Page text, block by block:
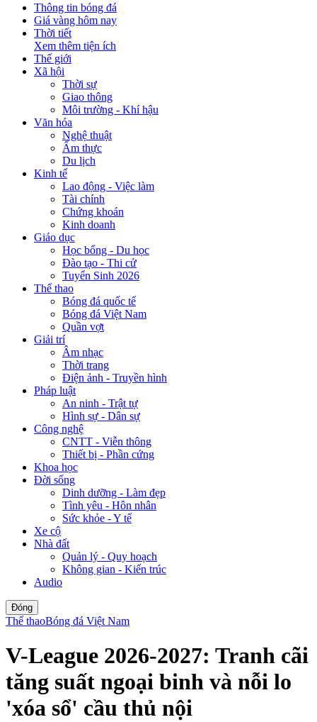
Thông tin bóng đá
Giá vàng hôm nay
Thời tiết
Xem thêm tiện ích
Thế giới
Xã hội
Thời sự
Giao thông
Môi trường - Khí hậu
Văn hóa
Nghệ thuật
Ẩm thực
Du lịch
Kinh tế
Lao động - Việc làm
Tài chính
Chứng khoán
Kinh doanh
Giáo dục
Học bổng - Du học
Đào tạo - Thi cử
Tuyển Sinh 2026
Thể thao
Bóng đá quốc tế
Bóng đá Việt Nam
Quần vợt
Giải trí
Âm nhạc
Thời trang
Điện ảnh - Truyền hình
Pháp luật
An ninh - Trật tự
Hình sự - Dân sự
Công nghệ
CNTT - Viễn thông
Thiết bị - Phần cứng
Khoa học
Đời sống
Dinh dưỡng - Làm đẹp
Tình yêu - Hôn nhân
Sức khỏe - Y tế
Xe cộ
Nhà đất
Quản lý - Quy hoạch
Không gian - Kiến trúc
Audio
Đóng
Thể thaoBóng đá Việt Nam
V-League 2026-2027: Tranh cãi
tăng suất ngoại binh và nỗi lo
'xóa sổ' cầu thủ nội